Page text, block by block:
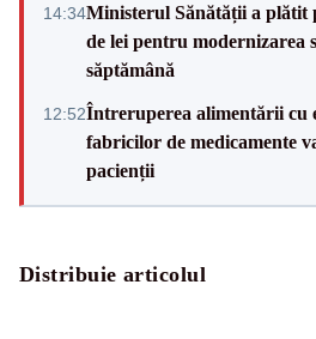
14:34Ministerul Sănătății a plătit
de lei pentru modernizarea
săptămână
12:52Întreruperea alimentării cu
fabricilor de medicamente
pacienții
Distribuie articolul